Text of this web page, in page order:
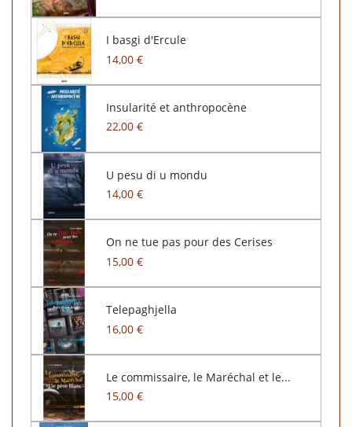
I basgi d'Ercule
14,00 €
Insularité et anthropocène
22,00 €
U pesu di u mondu
14,00 €
On ne tue pas pour des Cerises
15,00 €
Telepaghjella
16,00 €
Le commissaire, le Maréchal et le...
15,00 €